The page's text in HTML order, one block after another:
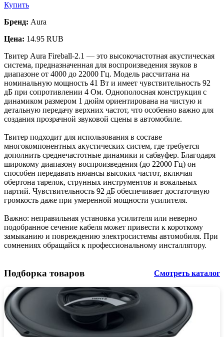
Купить
Бренд: Aura
Цена: 14.95 RUB
Твитер Aura Fireball-2.1 — это высокочастотная акустическая
система, предназначенная для воспроизведения звуков в
диапазоне от 4000 до 22000 Гц. Модель рассчитана на
номинальную мощность 41 Вт и имеет чувствительность 92
дБ при сопротивлении 4 Ом. Однополосная конструкция с
динамиком размером 1 дюйм ориентирована на чистую и
детальную передачу верхних частот, что особенно важно для
создания прозрачной звуковой сцены в автомобиле.
Твитер подходит для использования в составе
многокомпонентных акустических систем, где требуется
дополнить среднечастотные динамики и сабвуфер. Благодаря
широкому диапазону воспроизведения (до 22000 Гц) он
способен передавать нюансы высоких частот, включая
обертона тарелок, струнных инструментов и вокальных
партий. Чувствительность 92 дБ обеспечивает достаточную
громкость даже при умеренной мощности усилителя.
Важно: неправильная установка усилителя или неверно
подобранное сечение кабеля может привести к короткому
замыканию и повреждению электросистемы автомобиля. При
сомнениях обращайся к профессиональному инсталлятору.
Подборка товаров Смотреть каталог